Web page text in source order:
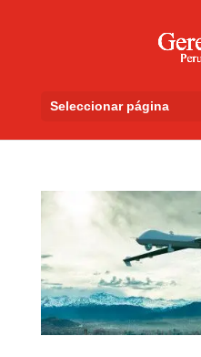
Seleccionar página